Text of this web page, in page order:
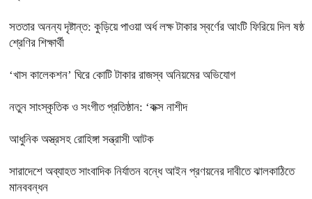
সততার অনন্য দৃষ্টান্ত: কুড়িয়ে পাওয়া অর্ধ লক্ষ টাকার স্বর্ণের আংটি ফিরিয়ে দিল ষষ্ঠ
শ্রেণির শিক্ষার্থী
‘খাস কালেকশন’ ঘিরে কোটি টাকার রাজস্ব অনিয়মের অভিযোগ
নতুন সাংস্কৃতিক ও সংগীত প্রতিষ্ঠান: ‘কক্স নাশীদ
আধুনিক অস্ত্রসহ রোহিঙ্গা সন্ত্রাসী আটক
সারাদেশে অব্যাহত সাংবাদিক নির্যাতন বন্ধে আইন প্রণয়নের দাবীতে ঝালকাঠিতে
মানববন্ধন